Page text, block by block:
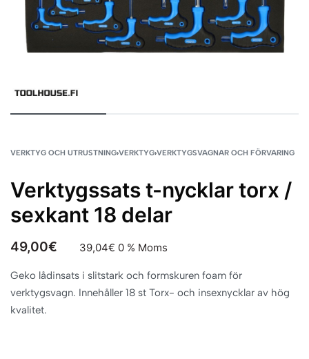
VERKTYG OCH UTRUSTNING›VERKTYG›VERKTYGSVAGNAR OCH FÖRVARING
Verktygssats t-nycklar torx /
sexkant 18 delar
49,00€ 39,04€ 0 % Moms
Geko lådinsats i slitstark och formskuren foam för
verktygsvagn. Innehåller 18 st Torx- och insexnycklar av hög
kvalitet.